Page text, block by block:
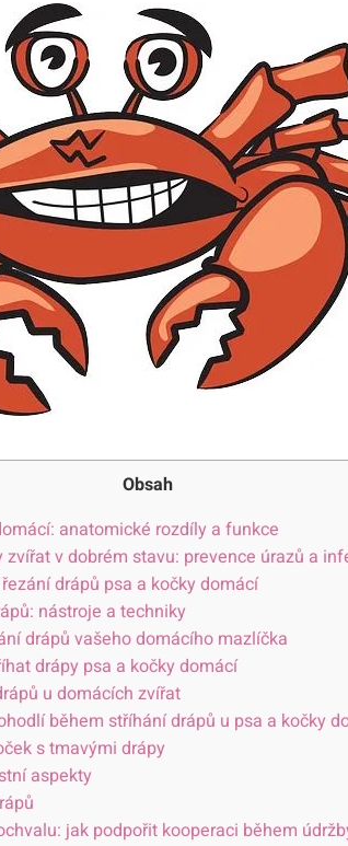
Obsah
anatomické rozdíly a funkce
v dobrém stavu: prevence úrazů a
drápů psa a kočky domácí
nástroje a techniky
drápů vašeho domácího mazlíčka
drápy psa a kočky domácí
u domácích zvířat
během stříhání drápů u psa a kočky
s tmavými drápy
aspekty
jak podpořit kooperaci během